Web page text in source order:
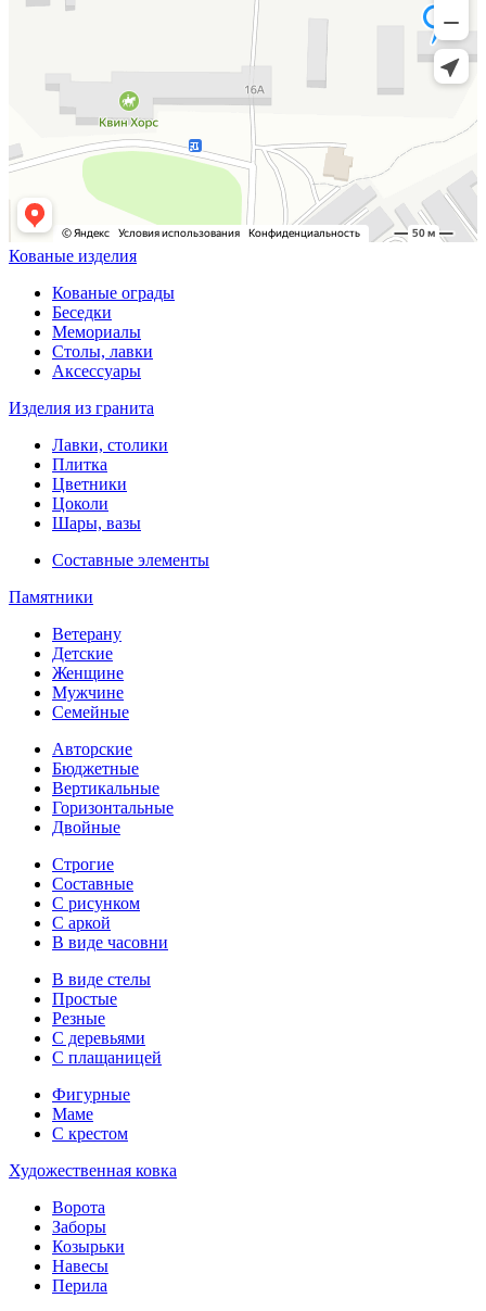
Кованые изделия
Кованые ограды
Беседки
Мемориалы
Столы, лавки
Аксессуары
Изделия из гранита
Лавки, столики
Плитка
Цветники
Цоколи
Шары, вазы
Составные элементы
Памятники
Ветерану
Детские
Женщине
Мужчине
Семейные
Авторские
Бюджетные
Вертикальные
Горизонтальные
Двойные
Строгие
Составные
С рисунком
С аркой
В виде часовни
В виде стелы
Простые
Резные
С деревьями
С плащаницей
Фигурные
Маме
С крестом
Художественная ковка
Ворота
Заборы
Козырьки
Навесы
Перила